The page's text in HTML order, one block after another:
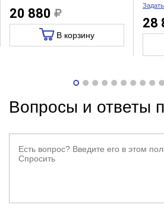
20 880
В корзину
28
Вопросы и ответы